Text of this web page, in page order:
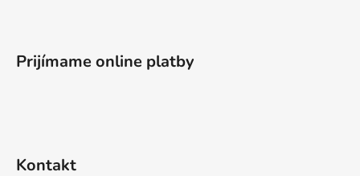
Prijímame online platby
Kontakt